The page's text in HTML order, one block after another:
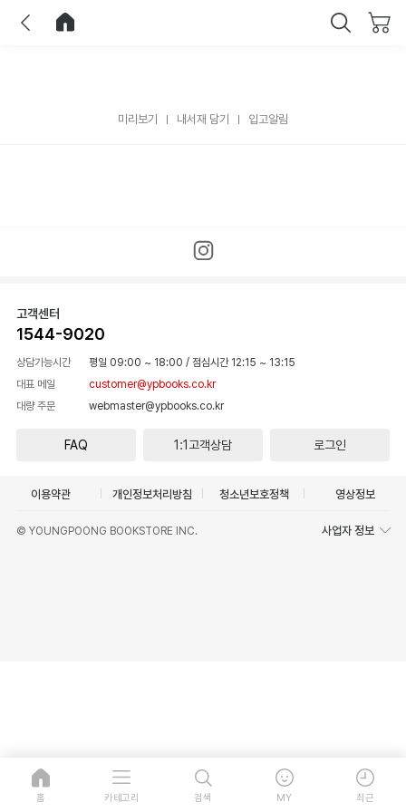
미리보기 내서재 담기 입고알림
고객센터
1544-9020
상담가능시간 평일 09:00 ~ 18:00 / 점심시간 12:15 ~ 13:15
대표 메일
customer@ypbooks.co.kr
대량 주문
webmaster@ypbooks.co.kr
FAQ 1:1고객상담 로그인
이용약관 개인정보처리방침 청소년보호정책 영상정보
© YOUNGPOONG BOOKSTORE INC. 사업자 정보
홈 카테고리 검색 MY 최근